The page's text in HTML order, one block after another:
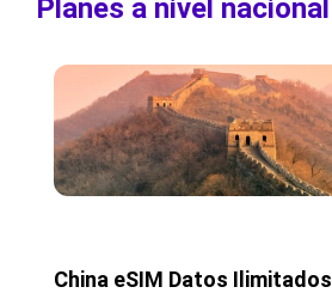
Planes a nivel nacional
China eSIM Datos Ilimitados